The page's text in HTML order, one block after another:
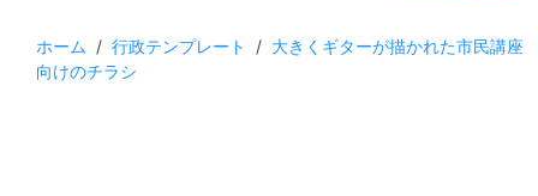
ホーム / 行政テンプレート / 大きくギターが描かれた市民講座
向けのチラシ